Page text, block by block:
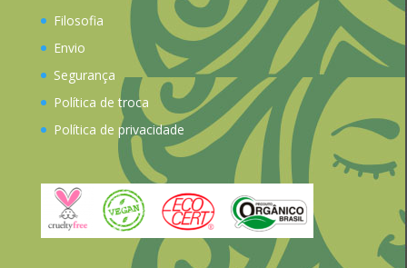
Filosofia
Envio
Segurança
Política de troca
Política de privacidade